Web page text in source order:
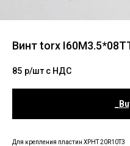
Винт torx
85 р/шт c НДС
Для крепления пластин XPHT 20R10T3